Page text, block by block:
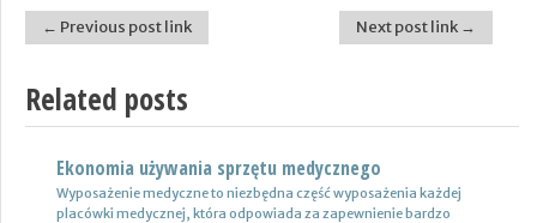
Post navigation
← Previous post link Next post link →
Related posts
Ekonomia używania sprzętu medycznego
Wyposażenie medyczne to niezbędna część wyposażenia każdej
placówki medycznej, która odpowiada za zapewnienie bardzo
Nowoczesne lampy
Nie ulega wątpliwości, że do pojazdów powinno być dobrane
oświetlenie wysokiej jakości, które zapewni wysoki poziom